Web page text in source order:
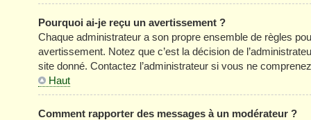
Pourquoi ai-je reçu un avertissement ?
Chaque administrateur a son propre ensemble de règles
avertissement. Notez que c’est la décision de
site donné. Contactez l’administrateur si vous ne
Haut
Comment rapporter des messages à un modérateur ?